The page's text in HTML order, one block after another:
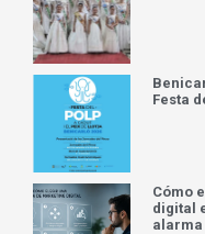
Festa
Cómo
digital
alarma